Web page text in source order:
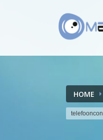
HOME